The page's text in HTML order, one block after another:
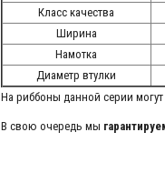
Класс качества
Ширина
Намотка
Диаметр втулки
На риббоны данной серии
В свою очередь мы